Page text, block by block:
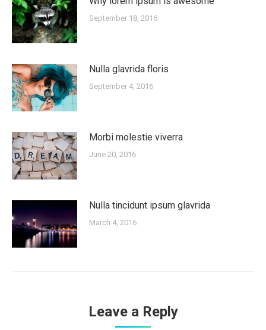
September 18, 2016
Nulla glavrida floris
September 4, 2016
Morbi molestie viverra
June 20, 2016
Nulla tincidunt ipsum glavrida
March 4, 2016
Leave a Reply